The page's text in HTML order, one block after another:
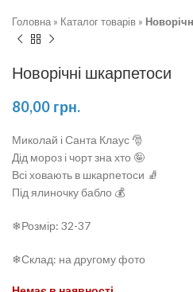
Головна » Каталог товарів »
Новорічні шкарпетоси
80,00 грн.
Миколай і Санта Клаус 🎅
Дід мороз і чорт зна хто 🤪
Всі ховають в шкарпетоси 🧦
Під ялиночку бабло 💰
❄Розмір: 32-37
❄Склад: на другому фото